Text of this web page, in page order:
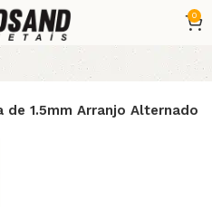
0
1.5mm Arranjo Alternado